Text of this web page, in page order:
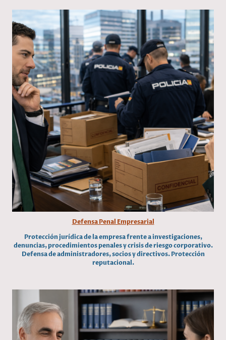
Defensa Penal Empresarial
Protección jurídica de la empresa frente a investigaciones,
denuncias, procedimientos penales y crisis de riesgo corporativo.
Defensa de administradores, socios y directivos. Protección
reputacional.